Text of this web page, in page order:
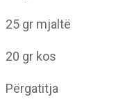
25 gr mjaltë
20 gr kos
Përgatitja